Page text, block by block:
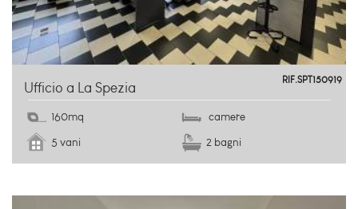
Ufficio a La Spezia RIF.SPT150919
Fossamastra
160mq
camere
5 vani
2 bagni